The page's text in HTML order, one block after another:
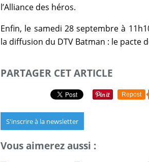
l’Alliance des héros.
Enfin, le samedi 28 septembre à
la diffusion du DTV Batman : le pacte
PARTAGER CET ARTICLE
Repost
S'inscrire à la newsletter
Vous aimerez aussi :